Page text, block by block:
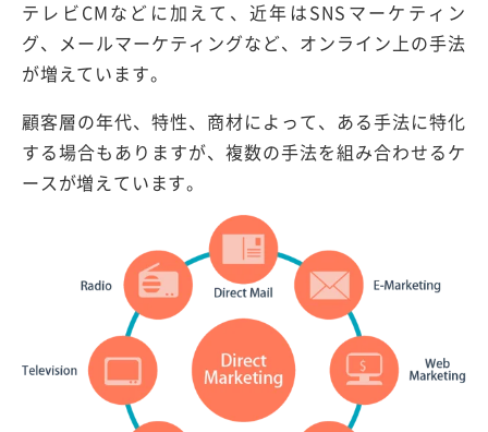
テレビCMなどに加えて、近年はSNSマーケティン
グ、メールマーケティングなど、オンライン上の手法
が増えています。
顧客層の年代、特性、商材によって、ある手法に特化
する場合もありますが、複数の手法を組み合わせるケ
ースが増えています。